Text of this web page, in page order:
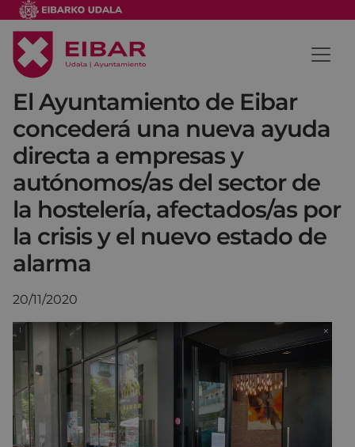
El Ayuntamiento de Eibar
concederá una nueva ayuda
directa a empresas y
autónomos/as del sector de
la hostelería, afectados/as por
la crisis y el nuevo estado de
alarma
20/11/2020